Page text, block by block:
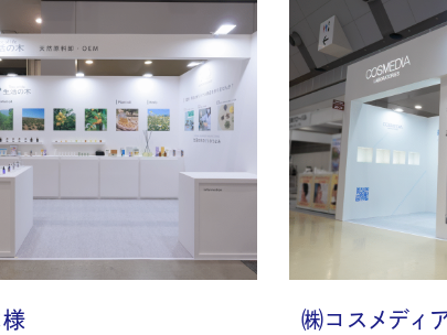
㈱コスメディ